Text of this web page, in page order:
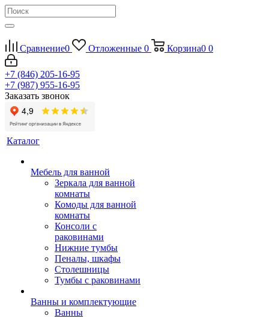
Сравнение0 Отложенные 0 Корзина0 0
+7 (846) 205-16-95
+7 (987) 955-16-95
Заказать звонок
Каталог
Мебель для ванной
Зеркала для ванной
комнаты
Комоды для ванной
комнаты
Консоли с
раковинами
Нижние тумбы
Пеналы, шкафы
Столешницы
Тумбы с раковинами
Ванны и комплектующие
Ванны